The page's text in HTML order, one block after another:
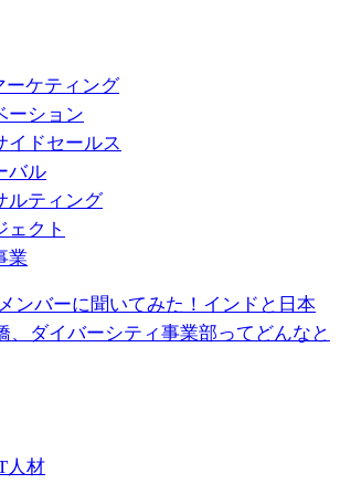
ーケティング
ーション
イドセールス
バル
ルティング
ェクト
業
ンバーに聞いてみた！インドと日本
、ダイバーシティ事業部ってどんなと
人材